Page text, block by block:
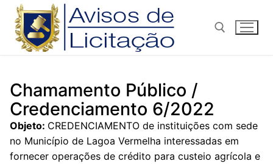
Pular
para
conteúdo
Chamamento Público /
Credenciamento 6/2022
Objeto: CREDENCIAMENTO de instituições com sede
no Município de Lagoa Vermelha interessadas em
fornecer operações de crédito para custeio agrícola e